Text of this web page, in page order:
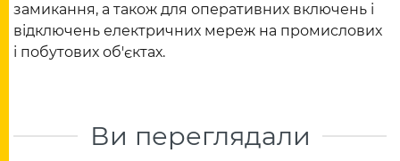
замикання, а також для оперативних включень і
відключень електричних мереж на промислових
і побутових об'єктах.
Ви переглядали